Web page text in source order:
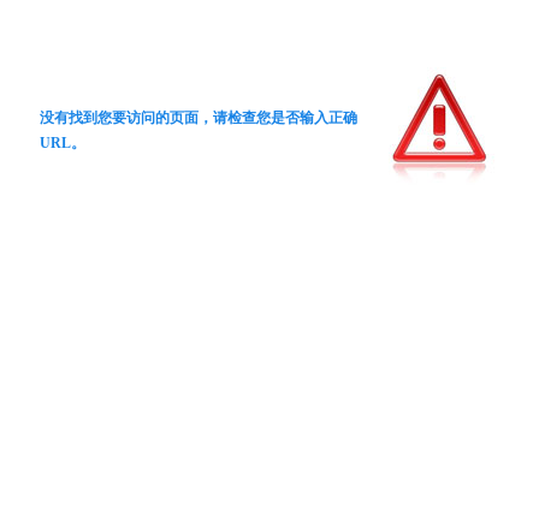
没有找到您要访问的页面，请检查您是否输入正确
URL。